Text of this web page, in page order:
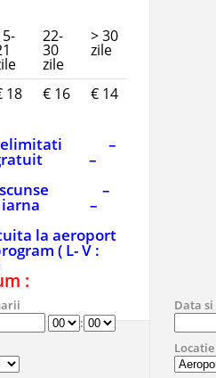
22-
30
zile
> 30
zile
18 € 16 € 14
nelimitati –
gratuit –
ascunse –
iarna –
la aeroport
( L- V :
:
:
Data